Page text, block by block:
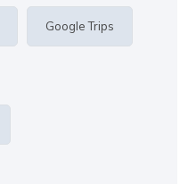
Google Trips